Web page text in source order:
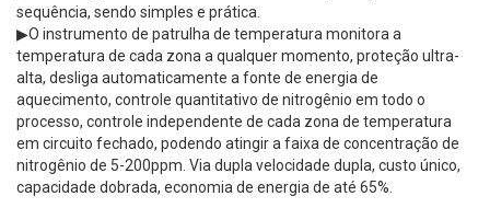
sequência, sendo simples e prática.
▶O instrumento de patrulha de temperatura monitora a
temperatura de cada zona a qualquer momento, proteção ultra-
alta, desliga automaticamente a fonte de energia de
aquecimento, controle quantitativo de nitrogênio em todo o
processo, controle independente de cada zona de temperatura
em circuito fechado, podendo atingir a faixa de concentração de
nitrogênio de 5-200ppm. Via dupla velocidade dupla, custo único,
capacidade dobrada, economia de energia de até 65%.